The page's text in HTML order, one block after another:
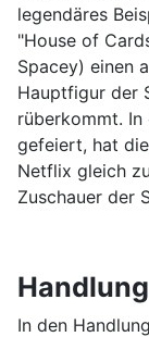
legendäres
"House of
Spacey) einen
Hauptfigur der
rüberkommt.
gefeiert, hat
Netflix gleich
Zuschauer der
In den